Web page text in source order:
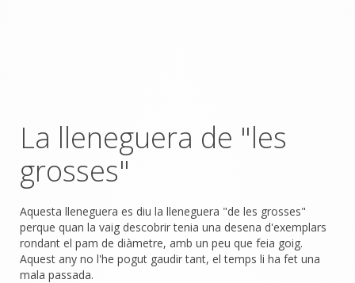
La lleneguera de "les
grosses"
Aquesta lleneguera es diu la lleneguera "de les grosses"
perque quan la vaig descobrir tenia una desena d'exemplars
rondant el pam de diàmetre, amb un peu que feia goig.
Aquest any no l'he pogut gaudir tant, el temps li ha fet una
mala passada.